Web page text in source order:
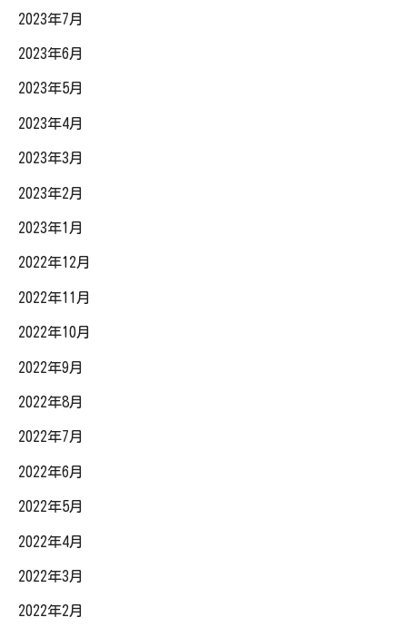
2023年7月
2023年6月
2023年5月
2023年4月
2023年3月
2023年2月
2023年1月
2022年12月
2022年11月
2022年10月
2022年9月
2022年8月
2022年7月
2022年6月
2022年5月
2022年4月
2022年3月
2022年2月